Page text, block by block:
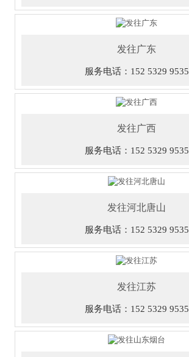
发往广东
服务电话：152 5329 9535
发往广西
服务电话：152 5329 9535
发往河北唐山
服务电话：152 5329 9535
发往江苏
服务电话：152 5329 9535